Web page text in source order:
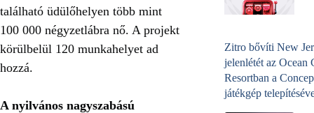
található üdülőhelyen több mint
100 000 négyzetlábra nő. A projekt
körülbelül 120 munkahelyet ad
hozzá.
A nyilvános nagyszabású
Zitro bővíti New
jelenlétét az Ocean
Resortban a
játékgép